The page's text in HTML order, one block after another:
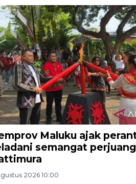
Maluku ajak
semangat
2026 10:00